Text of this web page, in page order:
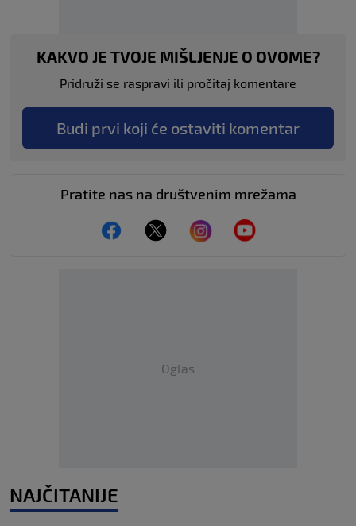
KAKVO JE TVOJE MIŠLJENJE O OVOME?
Pridruži se raspravi ili pročitaj komentare
Budi prvi koji će ostaviti komentar
Pratite nas na društvenim mrežama
Oglas
NAJČITANIJE